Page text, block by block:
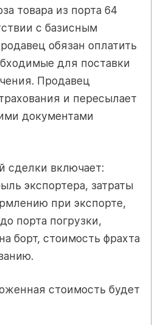
товара из порта 64
с базисным
обязан оплатить
для поставки
Продавец
и пересылает
документами
сделки включает:
экспортера, затраты
при экспорте,
порта погрузки,
борт, стоимость фрахта
стоимость будет